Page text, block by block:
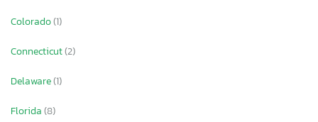
Colorado(1)
Connecticut(2)
Delaware(1)
Florida(8)